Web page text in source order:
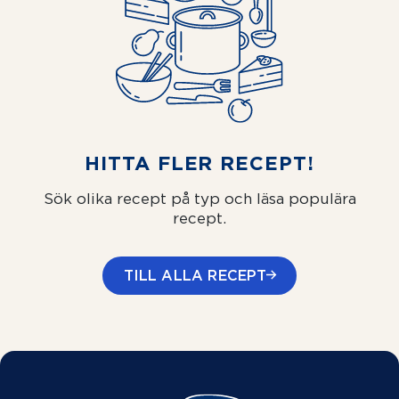
HITTA FLER RECEPT!
Sök olika recept på typ och läsa populära
recept.
TILL ALLA RECEPT